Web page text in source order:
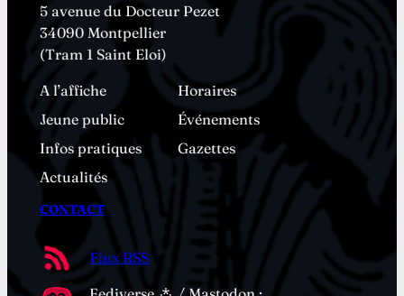
5 avenue du Docteur Pezet
34090 Montpellier
(Tram 1 Saint Eloi)
A l’affiche
Horaires
Jeune public
Événements
Infos pratiques
Gazettes
Actualités
CONTACT
Flux RSS